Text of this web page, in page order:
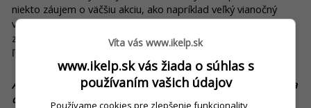
niekto záujem o väčšiu akciu, ako napríklad veľký vianočný
večierok, riešime to tak, že sa pre uzatvorenú spoločnosť
zavrie celý podnik. Vtedy dokážeme uhostiť približne 60 až 70
ľudí.
A čo vaše vyhliadky do budúcna? Máte nejaké plány alebo sa
chystáte držať toho, čo doteraz?
Víta vás www.ikelp.sk
www.ikelp.sk vás žiada o súhlas s
používaním vašich údajov
Používame cookies pre zlepšenie funkcionality